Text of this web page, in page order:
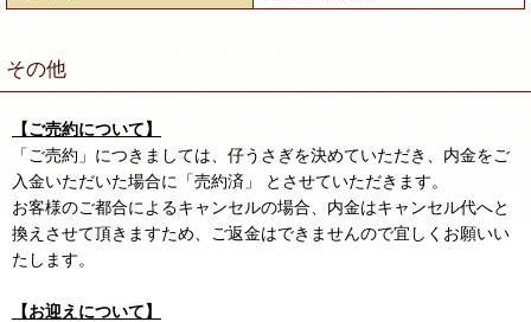
その他
【ご売約について】
「ご売約」につきましては、仔うさぎを決めていただき、内金をご
入金いただいた場合に「売約済」 とさせていただきます。
お客様のご都合によるキャンセルの場合、内金はキャンセル代へと
換えさせて頂きますため、ご返金はできませんので宜しくお願いい
たします。
【お迎えについて】